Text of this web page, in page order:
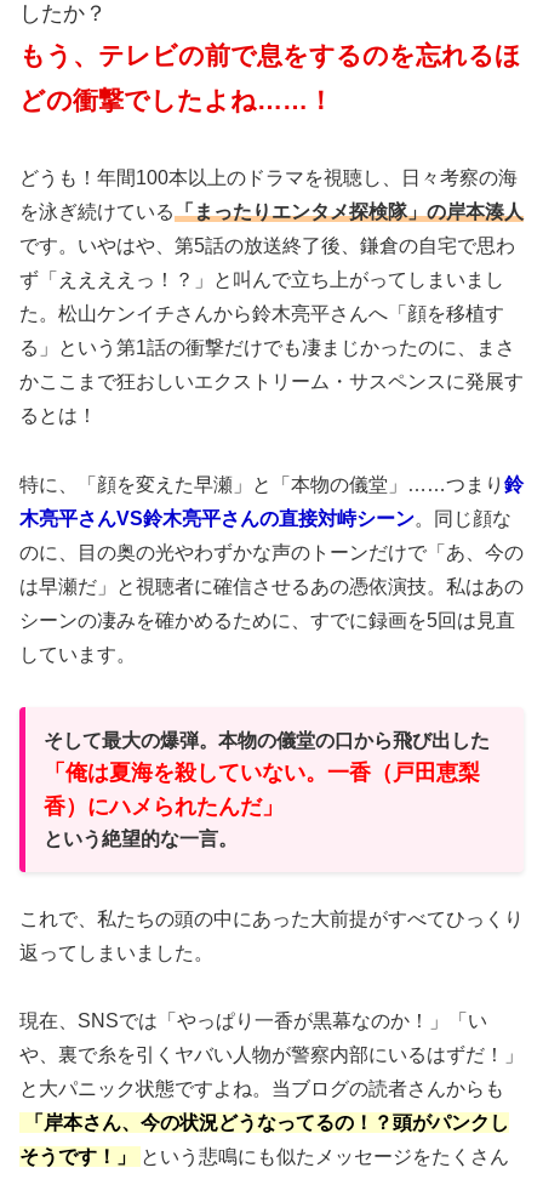
したか？
もう、テレビの前で息をするのを忘れるほ
どの衝撃でしたよね……！
どうも！年間100本以上のドラマを視聴し、日々考察の海
を泳ぎ続けている「まったりエンタメ探検隊」の岸本湊人
です。いやはや、第5話の放送終了後、鎌倉の自宅で思わ
ず「ええええっ！？」と叫んで立ち上がってしまいまし
た。松山ケンイチさんから鈴木亮平さんへ「顔を移植す
る」という第1話の衝撃だけでも凄まじかったのに、まさ
かここまで狂おしいエクストリーム・サスペンスに発展す
るとは！
特に、「顔を変えた早瀬」と「本物の儀堂」……つまり 鈴
木亮平さんVS鈴木亮平さんの直接対峙シーン。同じ顔な
のに、目の奥の光やわずかな声のトーンだけで「あ、今の
は早瀬だ」と視聴者に確信させるあの憑依演技。私はあの
シーンの凄みを確かめるために、すでに録画を5回は見直
しています。
そして最大の爆弾。本物の儀堂の口から飛び出した
「俺は夏海を殺していない。一香（戸田恵梨
香）にハメられたんだ」
という絶望的な一言。
これで、私たちの頭の中にあった大前提がすべてひっくり
返ってしまいました。
現在、SNSでは「やっぱり一香が黒幕なのか！」「い
や、裏で糸を引くヤバい人物が警察内部にいるはずだ！」
と大パニック状態ですよね。当ブログの読者さんからも
「岸本さん、今の状況どうなってるの！？頭がパンクし
そうです！」
という悲鳴にも似たメッセージをたくさん